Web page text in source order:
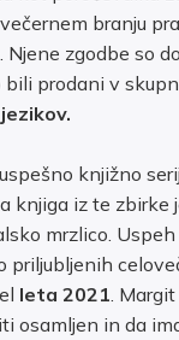
branju
zgodbe so
prodani v
knjižno
knjiga iz te zbirke
mrzlico. Uspeh
priljubljenih
leta 2021 .
osamljen in da